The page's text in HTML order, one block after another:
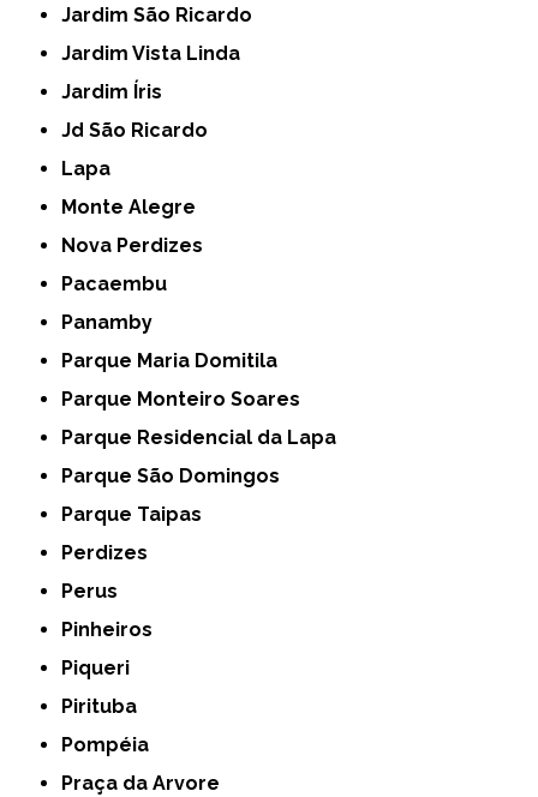
Jardim São Ricardo
Jardim Vista Linda
Jardim Íris
Jd São Ricardo
Lapa
Monte Alegre
Nova Perdizes
Pacaembu
Panamby
Parque Maria Domitila
Parque Monteiro Soares
Parque Residencial da Lapa
Parque São Domingos
Parque Taipas
Perdizes
Perus
Pinheiros
Piqueri
Pirituba
Pompéia
Praça da Arvore